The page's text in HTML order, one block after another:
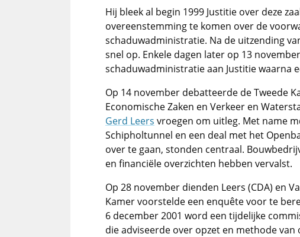
Hij bleek al begin 1999 Justitie over deze
overeenstemming te komen over de
schaduwadministratie. Na de uitzending
snel op. Enkele dagen later op 13
schaduwadministratie aan Justitie waarna
Op 14 november debatteerde de Tweede
Economische Zaken en Verkeer en
Gerd Leers vroegen om uitleg. Met name
Schipholtunnel en een deal met het
over te gaan, stonden centraal.
en financiële overzichten hebben vervalst.
Op 28 november dienden Leers (CDA) en
Kamer voorstelde een enquête voor te
6 december 2001 word een tijdelijke
die adviseerde over opzet en methode